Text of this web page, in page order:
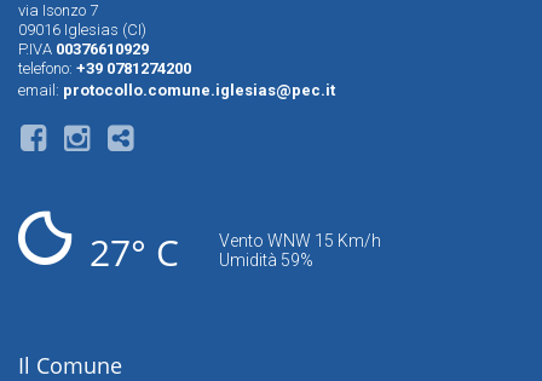
via Isonzo 7
09016 Iglesias (CI)
P.IVA 00376610929
telefono: +39 0781274200
email: protocollo.comune.iglesias@pec.it
27° C
Vento WNW 15 Km/h
Umidità 59%
Il Comune